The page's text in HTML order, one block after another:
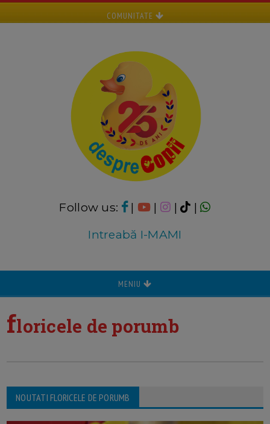
COMUNITATE
Follow us: | | |
|
Intreabă I-MAMI
MENIU
floricele de porumb
NOUTATI FLORICELE DE PORUMB